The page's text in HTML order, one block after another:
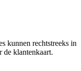
kunnen rechtstreeks in
klantenkaart.